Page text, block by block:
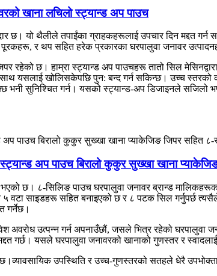
खाना लचिलो स्ट्यान्ड अप पाउच
छ। यो थैलीले तपाईंका ग्राहकहरूलाई उपचार दिन मद्दत
र थप सहित हरेक प्रकारका घरपालुवा जनावर
रहेको छ। हाम्रा स्ट्यान्ड अप पाउचहरू तातो सिल
खोलिसकेपछि पुन: बन्द गर्न सकिन्छ। उच्च स्तरको
सुनिश्चित गर्न। यसको स्ट्यान्ड-अप डिजाइनले सजिलो
स्ट्यान्ड अप पाउच बिरालो कुकुर सुख्खा खाना
छ। ८-सिलिङ पाउच घरपालुवा जनावर ब्रान्ड
वटा साइडहरू सहित बनाइएको छ र ८ पटक सिल गर्नुपर्छ
गर्नेछ।
अवरोध उत्पन्न गर्न अपनाउँछौं, जसले भित्र रहेको घरपालुवा
गर्छ। यसले घरपालुवा जनावरको खानाको गुणस्तर र
व्यावसायिक उपस्थिति र उच्च-गुणस्तरको सतहले धेरै